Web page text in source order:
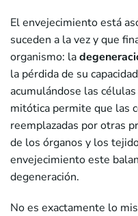
El envejecimiento está
suceden a la vez y que
organismo: la
la pérdida de su
acumulándose las
mitótica permite que las
reemplazadas por otras
de los órganos y los
envejecimiento este
degeneración.
No es exactamente lo